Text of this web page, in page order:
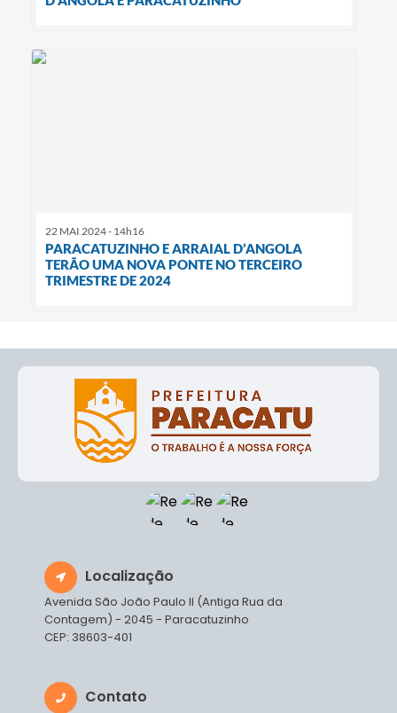
22 MAI 2024 - 14h16
PARACATUZINHO E ARRAIAL D’ANGOLA
TERÃO UMA NOVA PONTE NO TERCEIRO
TRIMESTRE DE 2024
Localização
Avenida São João Paulo II (Antiga Rua da
Contagem) - 2045 - Paracatuzinho
CEP: 38603-401
Contato